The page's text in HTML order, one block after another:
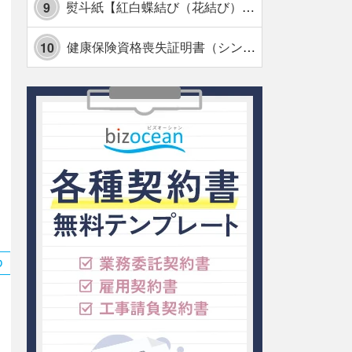
9 熨斗紙【紅白蝶結び（花結び）・水引7本】・Excel
10 健康保険資格喪失証明書（シンプル表形式版）・Excel【見本付き】